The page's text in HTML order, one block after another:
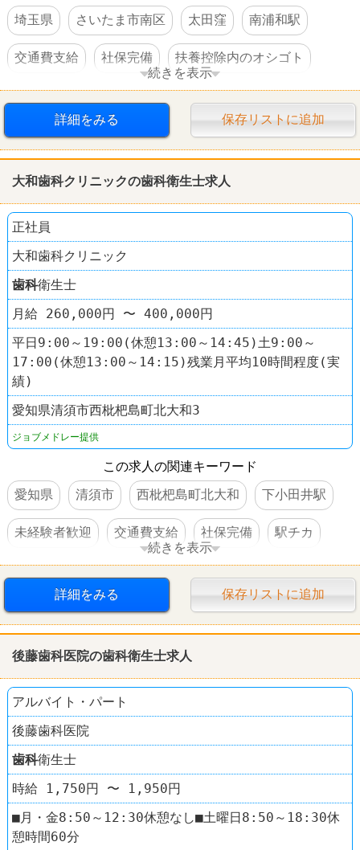
埼玉県
さいたま市南区 太田窪 南浦和駅
交通費支給 社保完備 扶養控除内のオシゴト
車・バイク通勤可
続きを表示
詳細をみる 保存リストに追加
大和歯科クリニックの歯科衛生士求人
正社員
大和歯科クリニック
歯科衛生士
月給 260,000円 〜 400,000円
平日9:00～19:00(休憩13:00～14:45)土9:00～
17:00(休憩13:00～14:15)残業月平均10時間程度(実
績)
愛知県清須市西枇杷島町北大和3
ジョブメドレー提供
この求人の関連キーワード
愛知県
清須市 西枇杷島町北大和 下小田井駅
未経験者歓迎 交通費支給 社保完備 駅チカ
車・バイク通勤可
続きを表示
詳細をみる 保存リストに追加
後藤歯科医院の歯科衛生士求人
アルバイト・パート
後藤歯科医院
歯科衛生士
時給 1,750円 〜 1,950円
■月・金8:50～12:30休憩なし■土曜日8:50～18:30休
憩時間60分